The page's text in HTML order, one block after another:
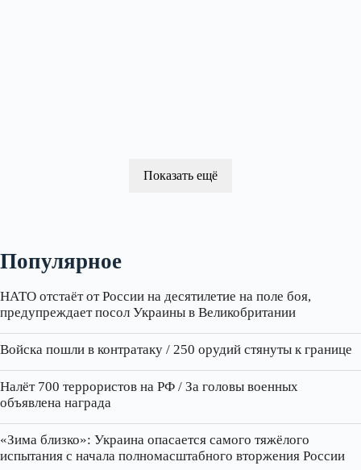
Показать ещё
Популярное
НАТО отстаёт от России на десятилетие на поле боя,
предупреждает посол Украины в Великобритании
Войска пошли в контратаку / 250 орудий стянуты к границе
Налёт 700 террористов на РФ / За головы военных
объявлена награда
«Зима близко»: Украина опасается самого тяжёлого
испытания с начала полномасштабного вторжения России